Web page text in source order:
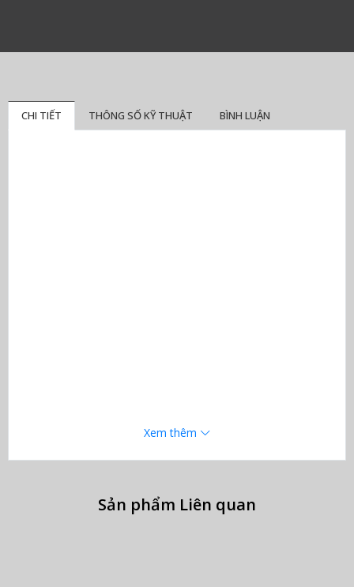
CHI TIẾT THÔNG SỐ KỸ THUẬT BÌNH LUẬN
Xem thêm
Sản phẩm Liên quan